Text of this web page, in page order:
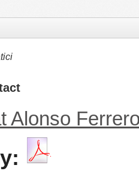
Alonso